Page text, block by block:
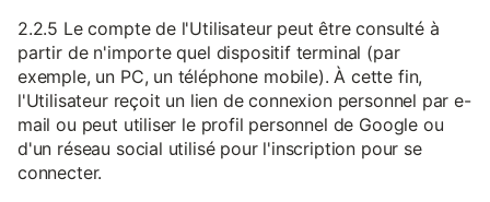
2.2.5 Le compte de l'Utilisateur peut être consulté à
partir de n'importe quel dispositif terminal (par
exemple, un PC, un téléphone mobile). À cette fin,
l'Utilisateur reçoit un lien de connexion personnel par e-
mail ou peut utiliser le profil personnel de Google ou
d'un réseau social utilisé pour l'inscription pour se
connecter.